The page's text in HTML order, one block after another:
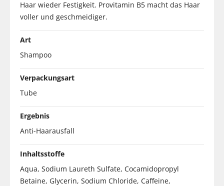
Haar wieder Festigkeit. Provitamin B5 macht das Haar
voller und geschmeidiger.
Art
Shampoo
Verpackungsart
Tube
Ergebnis
Anti-Haarausfall
Inhaltsstoffe
Aqua, Sodium Laureth Sulfate, Cocamidopropyl
Betaine, Glycerin, Sodium Chloride, Caffeine,